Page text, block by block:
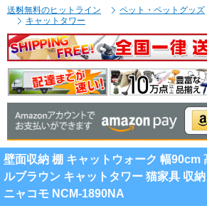
送料無料のヒットライン ペット・ペットグッズ
キャットタワー
壁面収納 棚 キャットウォーク 幅90cm
ルブラウン キャットタワー 猫家具 収
ニャコモ NCM-1890NA